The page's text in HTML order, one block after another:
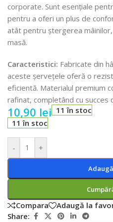
corporate. Sunt esențiale
pentru a oferi un plus de
atât pentru ștergerea
masă.
Caracteristici: Fabricate din
aceste șervețele oferă o
eficientă. Materialul premium
rafinat, completând cu succes
10,90 lei 11 în stoc
11 în stoc
- +
Compara
Adaugă la
Share: